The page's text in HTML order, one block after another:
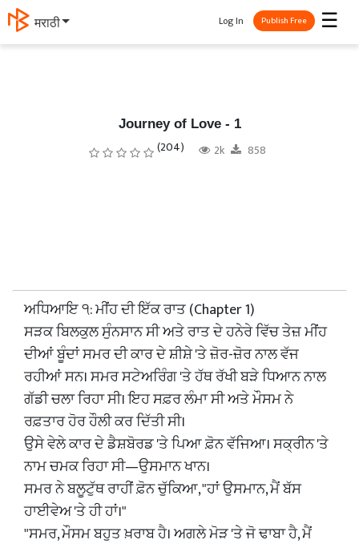
मराठी ☰
Log In Publish Free
Journey of Love - 1
(204) 2k 858
​ਅਧਿਆਇ ੧: ਮੀਂਹ ਦੀ ਇੱਕ ਰਾਤ (Chapter 1)
​ਸੜਕ ਬਿਲਕੁਲ ਸੁੰਨਸਾਨ ਸੀ ਅਤੇ ਰਾਤ ਦੇ ਹਨੇਰੇ ਵਿੱਚ ਤੇਜ਼ ਮੀਂਹ
ਦੀਆਂ ਬੂੰਦਾਂ ਸਮਰ ਦੀ ਕਾਰ ਦੇ ਸ਼ੀਸ਼ੇ 'ਤੇ ਜ਼ੋਰ-ਜ਼ੋਰ ਨਾਲ ਵੱਜ
ਰਹੀਆਂ ਸਨ। ਸਮਰ ਸਟੇਅਰਿੰਗ 'ਤੇ ਹੱਥ ਰੱਖੀ ਬੜੇ ਧਿਆਨ ਨਾਲ
ਗੱਡੀ ਚਲਾ ਰਿਹਾ ਸੀ। ਇਹ ਸਫ਼ਰ ਲੰਮਾ ਸੀ ਅਤੇ ਮੌਸਮ ਨੇ
ਰਫ਼ਤਾਰ ਹੋਰ ਹੌਲੀ ਕਰ ਦਿੱਤੀ ਸੀ।
​ਉਸੇ ਵੇਲੇ ਕਾਰ ਦੇ ਡੈਸ਼ਬੋਰਡ 'ਤੇ ਪਿਆ ਫ਼ੋਨ ਵੱਜਿਆ। ਸਕ੍ਰੀਨ 'ਤੇ
ਨਾਮ ਚਮਕ ਰਿਹਾ ਸੀ—ਉਸਮਾਨ ਖਾਨ।
​ਸਮਰ ਨੇ ਬਲੂਟੁੱਥ ਰਾਹੀਂ ਫ਼ੋਨ ਚੁੱਕਿਆ, "ਹਾਂ ਉਸਮਾਨ, ਮੈਂ ਬੱਸ
ਹਾਈਵੇਅ 'ਤੇ ਹੀ ਹਾਂ।"
​"ਸਮਰ, ਮੌਸਮ ਬਹੁਤ ਖ਼ਰਾਬ ਹੈ। ਅਗਲੇ ਮੋੜ 'ਤੇ ਜੋ ਢਾਬਾ ਹੈ, ਮੈਂ